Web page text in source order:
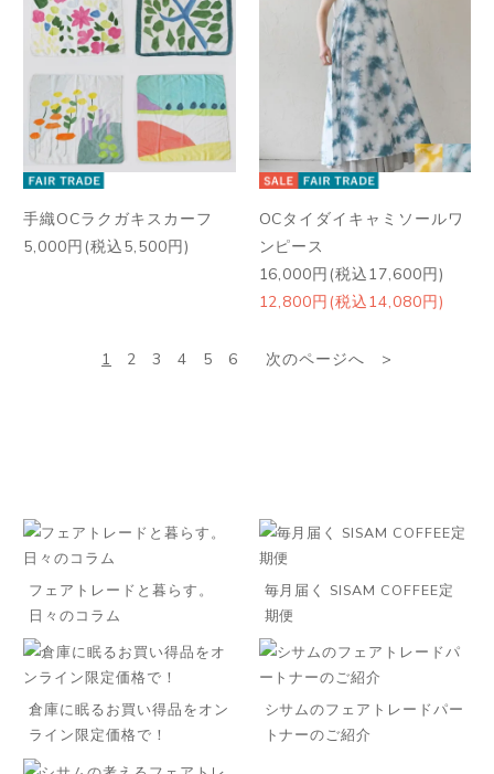
手織OCラクガキスカーフ
5,000円(税込5,500円)
OCタイダイキャミソールワ
ンピース
16,000円(税込17,600円)
12,800円(税込14,080円)
1 2 3 4 5 6 次のページへ
フェアトレードと暮らす。
日々のコラム
毎月届く SISAM COFFEE定
期便
倉庫に眠るお買い得品をオン
ライン限定価格で！
シサムのフェアトレードパー
トナーのご紹介